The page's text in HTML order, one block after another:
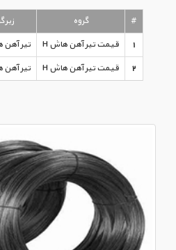
# گروه
1
قیمت تیر آهن هاش H تیر آهن
2
قیمت تیر آهن هاش H تیر آهن